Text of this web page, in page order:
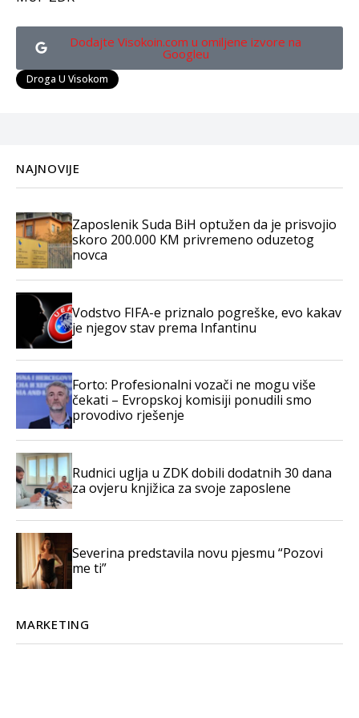
Dodajte Visokoin.com u omiljene izvore na
Googleu
Droga U Visokom
NAJNOVIJE
Zaposlenik Suda BiH optužen da je prisvojio
skoro 200.000 KM privremeno oduzetog
novca
Vodstvo FIFA-e priznalo pogreške, evo kakav
je njegov stav prema Infantinu
Forto: Profesionalni vozači ne mogu više
čekati – Evropskoj komisiji ponudili smo
provodivo rješenje
Rudnici uglja u ZDK dobili dodatnih 30 dana
za ovjeru knjižica za svoje zaposlene
Severina predstavila novu pjesmu “Pozovi
me ti”
MARKETING